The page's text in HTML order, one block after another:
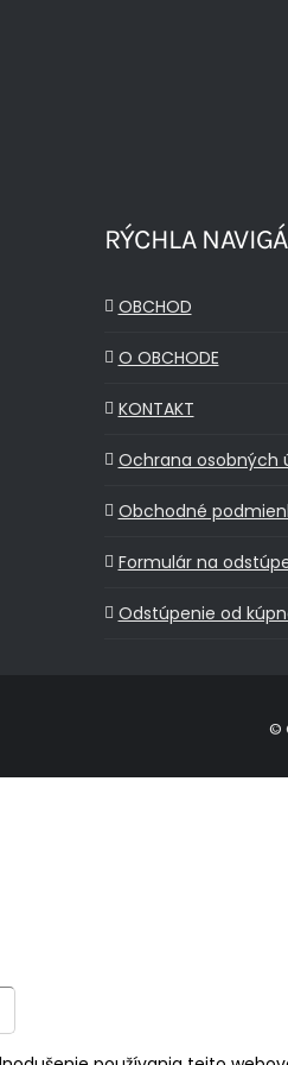
RÝCHLA
OBCHOD
O OBCHODE
KONTAKT
Ochrana osobných
Obchodné
Formulár na
Odstúpenie od
©